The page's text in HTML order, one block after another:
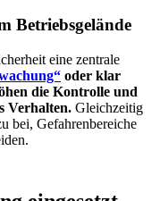
Betriebsgelände
eine zentrale
oder klar
die Kontrolle und
Verhalten. Gleichzeitig
bei, Gefahrenbereiche